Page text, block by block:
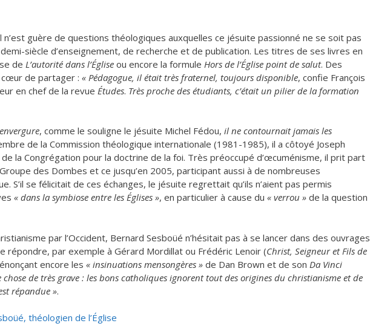
n’est guère de questions théologiques auxquelles ce jésuite passionné ne se soit pas
siècle d’enseignement, de recherche et de publication. Les titres de ses livres en
de L’autorité dans l’Église ou encore la formule Hors de l’Église point de salut. Des
cœur de partager : « Pédagogue, il était très fraternel, toujours disponible, confie François
en chef de la revue Études. Très proche des étudiants, c’était un pilier de la formation
, comme le souligne le jésuite Michel Fédou, il ne contournait jamais les
de la Commission théologique internationale (1981-1985), il a côtoyé Joseph
la Congrégation pour la doctrine de la foi. Très préoccupé d’œcuménisme, il prit part
des Dombes et ce jusqu’en 2005, participant aussi à de nombreuses
S’il se félicitait de ces échanges, le jésuite regrettait qu’ils n’aient pas permis
« dans la symbiose entre les Églises », en particulier à cause du « verrou » de la question
par l’Occident, Bernard Sesboüé n’hésitait pas à se lancer dans des ouvrages
répondre, par exemple à Gérard Mordillat ou Frédéric Lenoir (Christ, Seigneur et Fils de
encore les « insinuations mensongères » de Dan Brown et de son Da Vinci
de très grave : les bons catholiques ignorent tout des origines du christianisme et de
répandue ».
théologien de l’Église